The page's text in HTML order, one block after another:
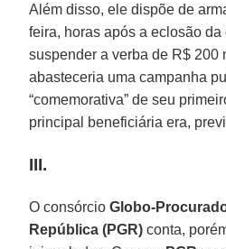
Além disso, ele dispõe de
feira, horas após a eclosão da
suspender a verba de R$ 200
abasteceria uma campanha
“comemorativa” de seu
principal beneficiária era,
III.
O consórcioGlobo-
República (PGR) conta,